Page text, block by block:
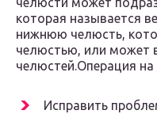
которая называется
нижнюю челюсть,
челюстью, или может
челюстей.Операция
Исправить